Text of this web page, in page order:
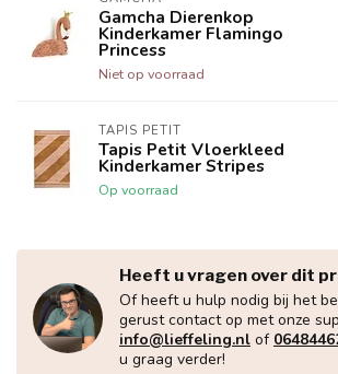
Gamcha Dierenkop
Kinderkamer Flamingo
Princess
Niet op voorraad
TAPIS PETIT
Tapis Petit Vloerkleed
Kinderkamer Stripes
Op voorraad
Heeft u vragen over dit
Of heeft u hulp nodig bij het
gerust contact op met onze
info@lieffeling.nl of
u graag verder!